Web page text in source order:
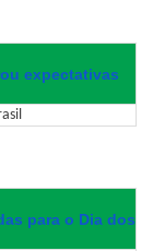
expectativas
para o Dia dos